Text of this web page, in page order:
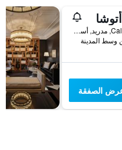
Calle Atocha, 45, مدريد, أسبانيا
الصفقة